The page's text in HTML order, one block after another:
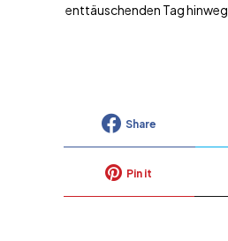
enttäuschenden Tag hinweg.
Share
Pin it